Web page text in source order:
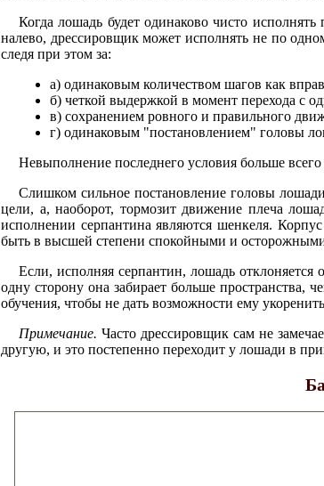
Когда лошадь будет одинаково чисто
налево, дрессировщик может исполнять не по
следя при этом за:
а) одинаковым количеством шагов как
б) четкой выдержкой в момент перехода с
в) сохранением ровного и правильного
г) одинаковым "постановлением" головы
Невыполнение последнего условия больше
Слишком сильное постановление головы
цели, а, наоборот, тормозит движение плеча
исполнении серпантина являются шенкеля.
быть в высшей степени спокойными и
Если, исполняя серпантин, лошадь
одну сторону она забирает больше пространства,
обучения, чтобы не дать возможности ему
Примечание. Часто дрессировщик сам не
другую, и это постепенно переходит у лошади в